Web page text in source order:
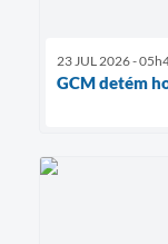
23 JUL 2026 -
GCM detém